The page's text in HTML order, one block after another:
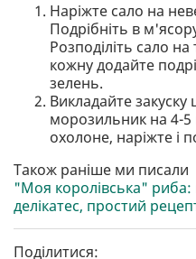
Наріжте сало на
Подрібніть в
Розподіліть сало
кожну додайте
зелень.
Викладайте
морозильник на 4-5
охолоне, наріжте і
Також раніше ми писали
"Моя королівська"
делікатес, простий
Поділитися: